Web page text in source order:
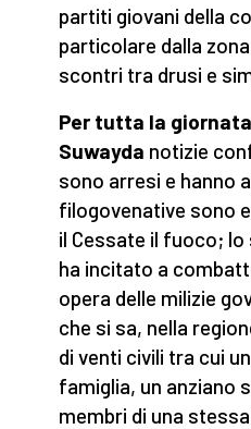
partiti giovani della
particolare dalla
scontri tra drusi e
Per tutta la
Suwayda notizie
sono arresi e hanno
filogovenative sono
il Cessate il fuoco;
ha incitato a
opera delle milizie
che si sa, nella
di venti civili tra cui
famiglia, un anziano
membri di una